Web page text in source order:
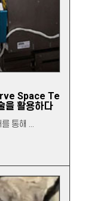
Space Te
을 활용하다
통해 ...